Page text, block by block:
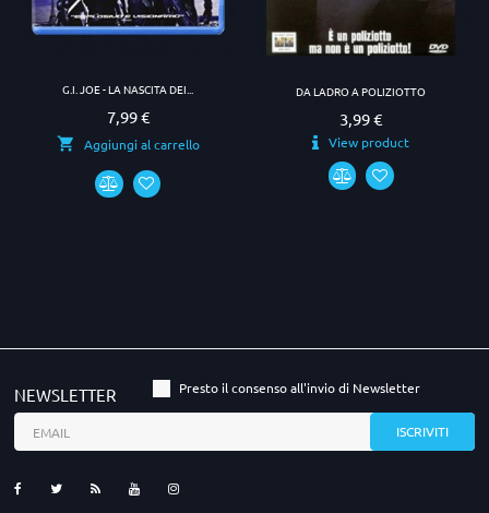
G.I. JOE - LA NASCITA DEI...
Prezzo
7,99 €
Aggiungi al carrello
DA LADRO A POLIZIOTTO
Prezzo
3,99 €
View product
NEWSLETTER Presto il consenso all'invio di Newsletter